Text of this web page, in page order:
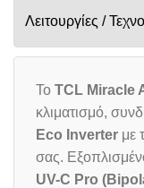
Λειτουργίες /
To TCL Miracle
κλιματισμό,
Eco Inverter με
σας.
UV-C Pro